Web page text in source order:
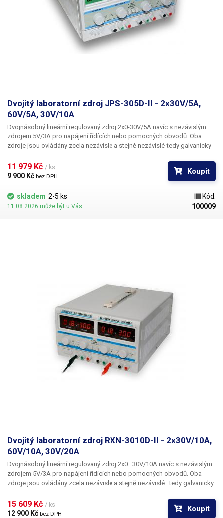
Dvojitý laboratorní zdroj JPS-305D-II - 2x30V/5A,
60V/5A, 30V/10A
Dvojnásobný lineární regulovaný zdroj 2x0-30V/5A navíc s nezávislým
zdrojem 5V/3A pro napájení řídících nebo pomocných obvodů. Oba
zdroje jsou ovládány zcela nezávislé a stejně nezávislé-tedy galvanicky
11 979 Kč / ks
9 900 Kč bez DPH
Koupit
skladem 2-5 ks
11.08.2026 může být u Vás
Kód:
100009
Dvojitý laboratorní zdroj RXN-3010D-II - 2x30V/10A,
60V/10A, 30V/20A
Dvojnásobný lineární regulovaný zdroj 2x0–30V/10A navíc s nezávislým
zdrojem 5V/3A pro napájení řídících nebo pomocných obvodů. Oba
zdroje jsou ovládány zcela nezávisle a stejně nezávislé–tedy galvanicky
výstupů je uvnitř zdroje skupina relé, ovládaných dvojicí přepínačů (viz
obrázek).
15 609 Kč / ks
12 900 Kč bez DPH
Koupit